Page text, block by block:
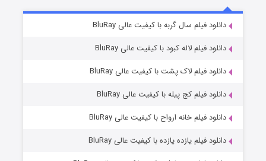
قسمت6 (زیرنویس) منتشر شد دانلود فیلم سال گربه با کیفیت عالی BluRay
دانلود فیلم لاله کبود با کیفیت عالی BluRay
دانلود فیلم لاک پشت با کیفیت عالی BluRay
دانلود فیلم کج‌ پیله با کیفیت عالی BluRay
دانلود فیلم خانه ارواح با کیفیت عالی BluRay
دانلود فیلم یازده یازده با کیفیت عالی BluRay